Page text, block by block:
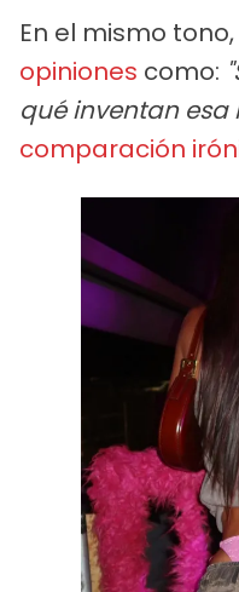
En el mismo
opiniones como:
qué inventan esa
comparación